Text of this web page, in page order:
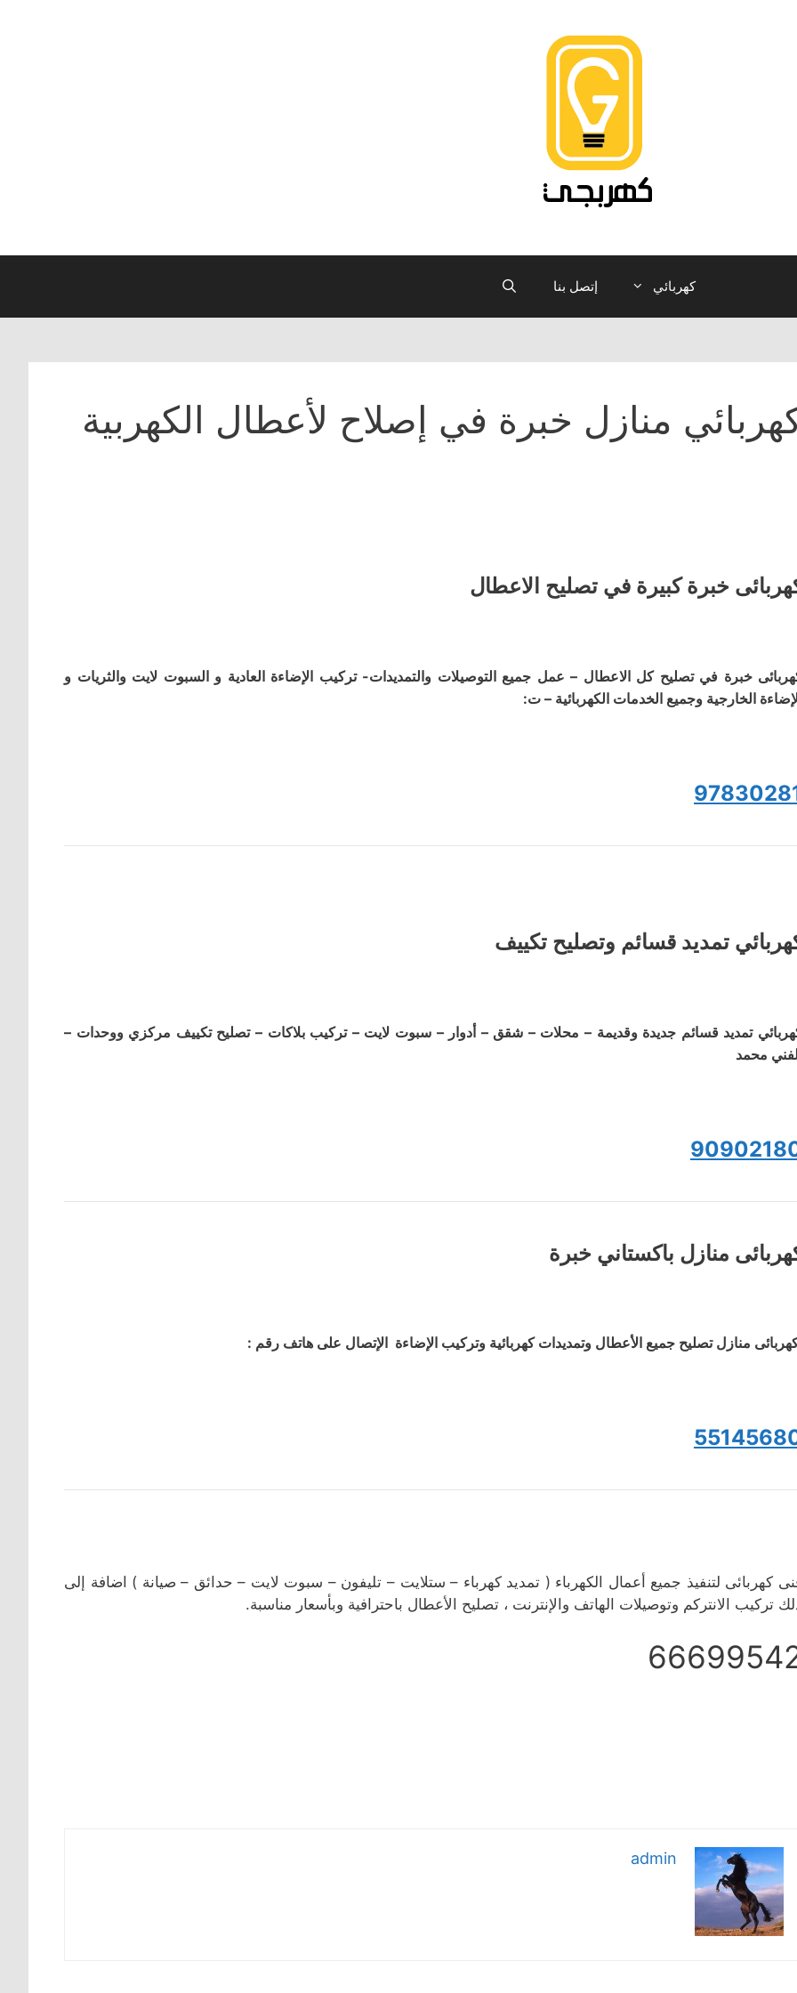
كهربائي إتصل بنا
منازل خبرة في إصلاح لأعطال الكهربية
خبرة كبيرة في تصليح الاعطال
خبرة في تصليح كل الاعطال – عمل جميع التوصيلات والتمديدات- تركيب الإضاءة العادية و السبوت لايت والثريات و
الخارجية وجميع الخدمات الكهربائية – ت:
تمديد قسائم وتصليح تكييف
تمديد قسائم جديدة وقديمة – محلات – شقق – أدوار – سبوت لايت – تركيب بلاكات – تصليح تكييف مركزي ووحدات –
محمد
منازل باكستاني خبرة
منازل تصليح جميع الأعطال وتمديدات كهربائية وتركيب الإضاءة الإتصال على هاتف رقم :
كهربائى لتنفيذ جميع أعمال الكهرباء ( تمديد كهرباء – ستلايت – تليفون – سبوت لايت – حدائق – صيانة ) اضافة إلى
تركيب الانتركم وتوصيلات الهاتف والإنترنت ، تصليح الأعطال باحترافية وبأسعار مناسبة.
admin